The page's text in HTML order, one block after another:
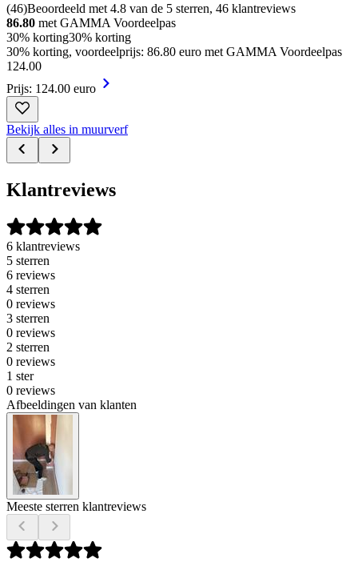
(46)Beoordeeld met 4.8 van de 5 sterren, 46 klantreviews
86.80 met GAMMA Voordeelpas
30% korting30% korting
30% korting, voordeelprijs: 86.80 euro met GAMMA Voordeelpas
124.00
Prijs: 124.00 euro
Bekijk alles in muurverf
Klantreviews
6 klantreviews
5 sterren
6 reviews
4 sterren
0 reviews
3 sterren
0 reviews
2 sterren
0 reviews
1 ster
0 reviews
Afbeeldingen van klanten
Meeste sterren klantreviews